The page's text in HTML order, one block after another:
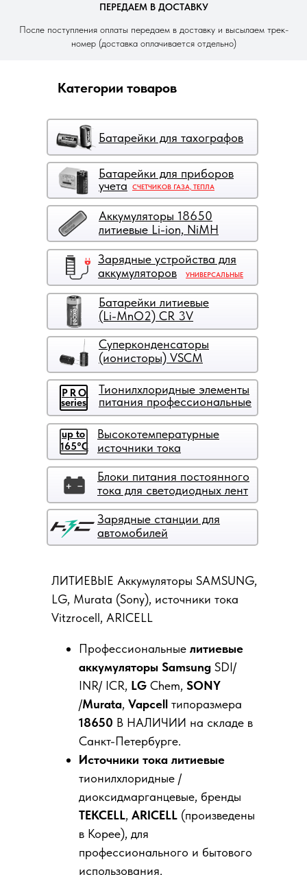
ПЕРЕДАЕМ В ДОСТАВКУ
После поступления оплаты передаем в доставку и высылаем трек-
номер (доставка оплачивается отдельно)
Категории товаров
Батарейки для тахографов
Суперконденсаторы
(ионисторы) VSCM
Аккумуляторы 18650
литиевые Li-ion, NiMH
Тионилхлоридные элементы
питания профессиональные
PRO
series
Высокотемпературные
источники тока
up to
165°C
Батарейки для приборов
учета
СЧЕТЧИКОВ ГАЗА, ТЕПЛА
Зарядные устройства для
аккумуляторов
УНИВЕРСАЛЬНЫЕ
Блоки питания постоянного
тока для светодиодных лент
Батарейки литиевые
(Li-MnO2) CR 3V
Зарядные станции для
автомобилей
ЛИТИЕВЫЕ Аккумуляторы SAMSUNG,
LG, Murata (Sony), источники тока
Vitzrocell, ARICELL
Профессиональные литиевые
аккумуляторы Samsung SDI/
INR/ ICR, LG Chem, SONY
/Murata, Vapcell типоразмера
18650 В НАЛИЧИИ на складе в
Санкт-Петербурге.
Источники тока литиевые
тионилхлоридные /
диоксидмарганцевые, бренды
TEKCELL, ARICELL (произведены
в Корее), для
профессионального и бытового
использования.